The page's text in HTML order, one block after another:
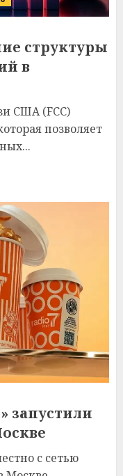
структуры
в
США (FCC)
позволяет
запустили
с сетью